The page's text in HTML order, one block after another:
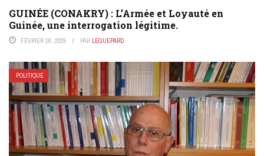
GUINÉE (CONAKRY) : L’Armée et Loyauté en
Guinée, une interrogation légitime.
FÉVRIER 18, 2025 PAR LEGUEPARD
POLITIQUE